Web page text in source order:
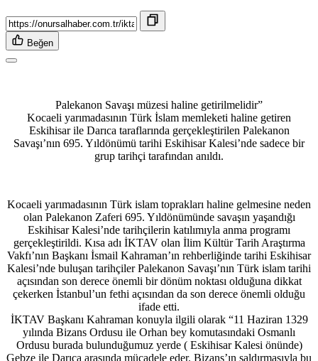
Beğen
Palekanon Savaşı müzesi haline getirilmelidir”
Kocaeli yarımadasının Türk İslam memleketi haline getiren
Eskihisar ile Darıca taraflarında gerçekleştirilen Palekanon
Savaşı’nın 695. Yıldönümü tarihi Eskihisar Kalesi’nde sadece bir
grup tarihçi tarafından anıldı.
Kocaeli yarımadasının Türk islam toprakları haline gelmesine neden
olan Palekanon Zaferi 695. Yıldönümünde savaşın yaşandığı
Eskihisar Kalesi’nde tarihçilerin katılımıyla anma programı
gerçekleştirildi. Kısa adı İKTAV olan İlim Kültür Tarih Araştırma
Vakfı’nın Başkanı İsmail Kahraman’ın rehberliğinde tarihi Eskihisar
Kalesi’nde buluşan tarihçiler Palekanon Savaşı’nın Türk islam tarihi
açısından son derece önemli bir dönüm noktası olduğuna dikkat
çekerken İstanbul’un fethi açısından da son derece önemli olduğu
ifade etti.
İKTAV Başkanı Kahraman konuyla ilgili olarak “11 Haziran 1329
yılında Bizans Ordusu ile Orhan bey komutasındaki Osmanlı
Ordusu burada bulunduğumuz yerde ( Eskihisar Kalesi önünde)
Gebze ile Darıca arasında mücadele eder. Bizans’ın saldırmasıyla bu